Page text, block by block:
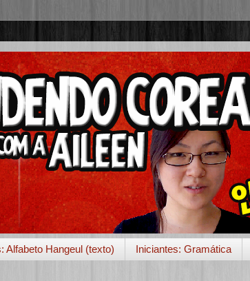
Alfabeto Hangeul (texto) Iniciantes: Gramática